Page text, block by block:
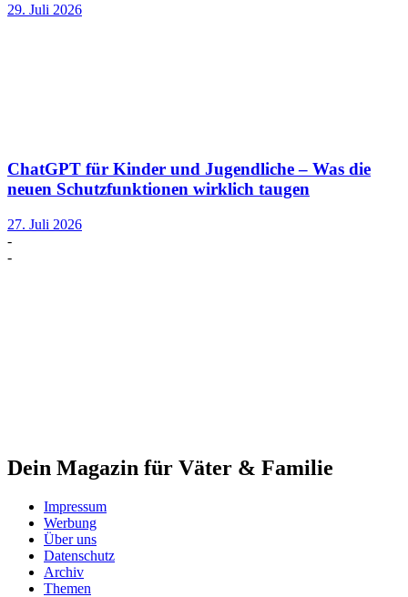
29. Juli 2026
ChatGPT für Kinder und Jugendliche – Was die
neuen Schutzfunktionen wirklich taugen
27. Juli 2026
-
-
Dein Magazin für Väter & Familie
Impressum
Werbung
Über uns
Datenschutz
Archiv
Themen